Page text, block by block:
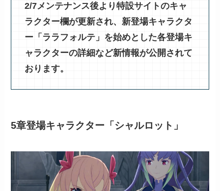
2/7メンテナンス後より特設サイトのキャ
ラクター欄が更新され、新登場キャラクタ
ー「ララフォルテ」を始めとした各登場キ
ャラクターの詳細など新情報が公開されて
おります。
5章登場キャラクター「シャルロット」